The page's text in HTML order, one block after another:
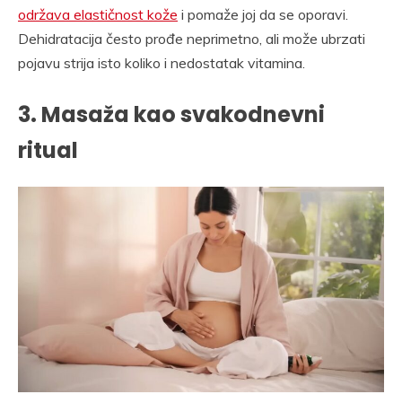
održava elastičnost kože i pomaže joj da se oporavi.
Dehidratacija često prođe neprimetno, ali može ubrzati
pojavu strija isto koliko i nedostatak vitamina.
3. Masaža kao svakodnevni
ritual